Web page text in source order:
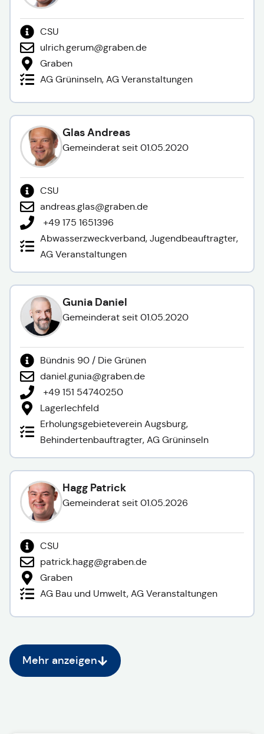
CSU
ulrich.gerum@graben.de
Graben
AG Grüninseln, AG Veranstaltungen
Glas Andreas
Gemeinderat seit 01.05.2020
CSU
andreas.glas@graben.de
+49 175 1651396
Abwasserzweckverband, Jugendbeauftragter,
AG Veranstaltungen
Gunia Daniel
Gemeinderat seit 01.05.2020
Bündnis 90 / Die Grünen
daniel.gunia@graben.de
+49 151 54740250
Lagerlechfeld
Erholungsgebieteverein Augsburg,
Behindertenbauftragter, AG Grüninseln
Hagg Patrick
Gemeinderat seit 01.05.2026
CSU
patrick.hagg@graben.de
Graben
AG Bau und Umwelt, AG Veranstaltungen
Mehr anzeigen